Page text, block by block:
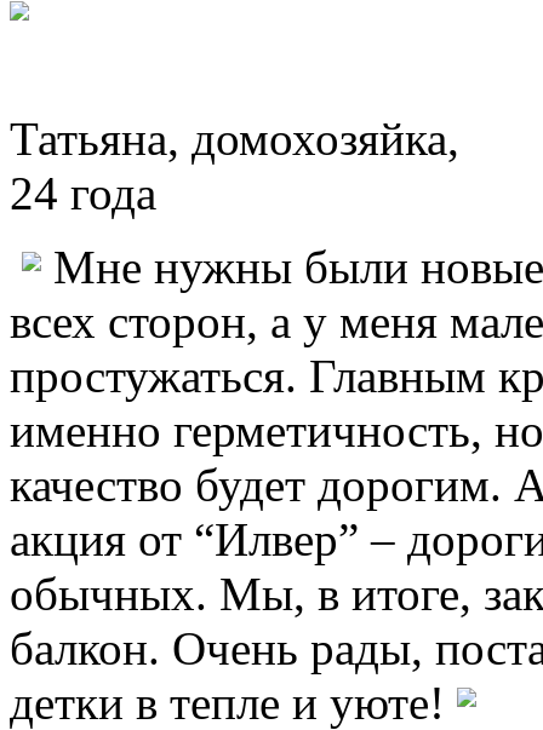
Татьяна, домохозяйка,
24 года
Мне нужны были новые
всех сторон, а у меня
простужаться. Главным
именно герметичность,
качество будет дорогим.
акция от “Илвер” –
обычных. Мы, в итоге,
балкон. Очень рады,
детки в тепле и уюте!